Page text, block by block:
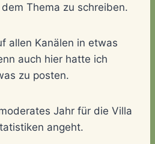
Thema zu schreiben.
allen Kanälen in etwas
auch hier hatte ich
zu posten.
Jahr für die Villa
angeht.